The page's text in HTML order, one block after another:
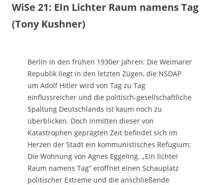
WiSe 21: EIn Lichter Raum namens Tag
(Tony Kushner)
Berlin in den frühen 1930er Jahren: Die Weimarer
Republik liegt in den letzten Zügen, die NSDAP
um Adolf Hitler wird von Tag zu Tag
einflussreicher und die politisch-gesellschaftliche
Spaltung Deutschlands ist kaum noch zu
überblicken. Doch inmitten dieser von
Katastrophen geprägten Zeit befindet sich im
Herzen der Stadt ein kommunistisches Refugium:
Die Wohnung von Agnes Eggeling. „Ein lichter
Raum namens Tag“ eröffnet einen Schauplatz
politischer Extreme und die anschließende